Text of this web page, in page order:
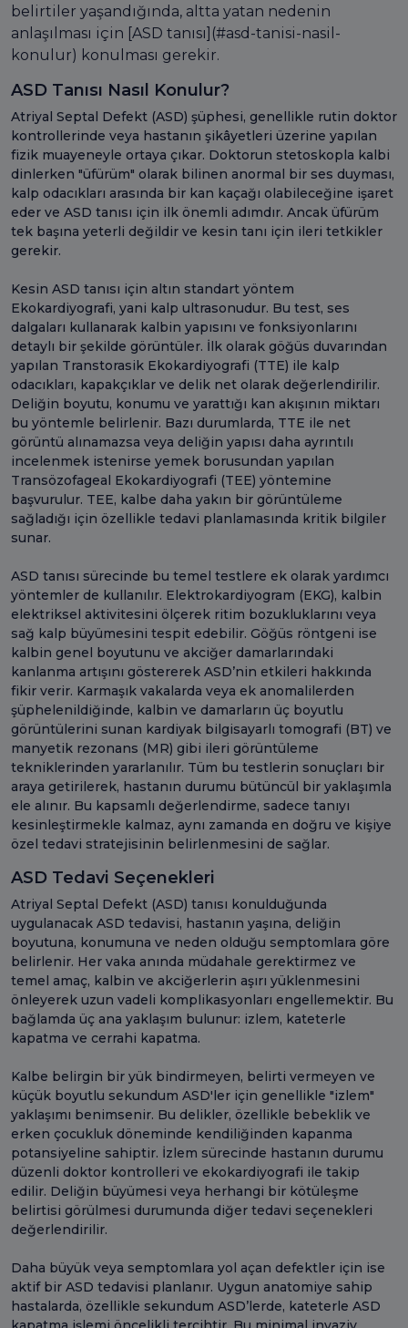
belirtiler yaşandığında, altta yatan nedenin
anlaşılması için [ASD tanısı](#asd-tanisi-nasil-
konulur) konulması gerekir.
ASD Tanısı Nasıl Konulur?
Atriyal Septal Defekt (ASD) şüphesi, genellikle rutin doktor
kontrollerinde veya hastanın şikâyetleri üzerine yapılan
fizik muayeneyle ortaya çıkar. Doktorun stetoskopla kalbi
dinlerken "üfürüm" olarak bilinen anormal bir ses duyması,
kalp odacıkları arasında bir kan kaçağı olabileceğine işaret
eder ve ASD tanısı için ilk önemli adımdır. Ancak üfürüm
tek başına yeterli değildir ve kesin tanı için ileri tetkikler
gerekir.
Kesin ASD tanısı için altın standart yöntem
Ekokardiyografi, yani kalp ultrasonudur. Bu test, ses
dalgaları kullanarak kalbin yapısını ve fonksiyonlarını
detaylı bir şekilde görüntüler. İlk olarak göğüs duvarından
yapılan Transtorasik Ekokardiyografi (TTE) ile kalp
odacıkları, kapakçıklar ve delik net olarak değerlendirilir.
Deliğin boyutu, konumu ve yarattığı kan akışının miktarı
bu yöntemle belirlenir. Bazı durumlarda, TTE ile net
görüntü alınamazsa veya deliğin yapısı daha ayrıntılı
incelenmek istenirse yemek borusundan yapılan
Transözofageal Ekokardiyografi (TEE) yöntemine
başvurulur. TEE, kalbe daha yakın bir görüntüleme
sağladığı için özellikle tedavi planlamasında kritik bilgiler
sunar.
ASD tanısı sürecinde bu temel testlere ek olarak yardımcı
yöntemler de kullanılır. Elektrokardiyogram (EKG), kalbin
elektriksel aktivitesini ölçerek ritim bozukluklarını veya
sağ kalp büyümesini tespit edebilir. Göğüs röntgeni ise
kalbin genel boyutunu ve akciğer damarlarındaki
kanlanma artışını göstererek ASD’nin etkileri hakkında
fikir verir. Karmaşık vakalarda veya ek anomalilerden
şüphelenildiğinde, kalbin ve damarların üç boyutlu
görüntülerini sunan kardiyak bilgisayarlı tomografi (BT) ve
manyetik rezonans (MR) gibi ileri görüntüleme
tekniklerinden yararlanılır. Tüm bu testlerin sonuçları bir
araya getirilerek, hastanın durumu bütüncül bir yaklaşımla
ele alınır. Bu kapsamlı değerlendirme, sadece tanıyı
kesinleştirmekle kalmaz, aynı zamanda en doğru ve kişiye
özel tedavi stratejisinin belirlenmesini de sağlar.
ASD Tedavi Seçenekleri
Atriyal Septal Defekt (ASD) tanısı konulduğunda
uygulanacak ASD tedavisi, hastanın yaşına, deliğin
boyutuna, konumuna ve neden olduğu semptomlara göre
belirlenir. Her vaka anında müdahale gerektirmez ve
temel amaç, kalbin ve akciğerlerin aşırı yüklenmesini
önleyerek uzun vadeli komplikasyonları engellemektir. Bu
bağlamda üç ana yaklaşım bulunur: izlem, kateterle
kapatma ve cerrahi kapatma.
Kalbe belirgin bir yük bindirmeyen, belirti vermeyen ve
küçük boyutlu sekundum ASD'ler için genellikle "izlem"
yaklaşımı benimsenir. Bu delikler, özellikle bebeklik ve
erken çocukluk döneminde kendiliğinden kapanma
potansiyeline sahiptir. İzlem sürecinde hastanın durumu
düzenli doktor kontrolleri ve ekokardiyografi ile takip
edilir. Deliğin büyümesi veya herhangi bir kötüleşme
belirtisi görülmesi durumunda diğer tedavi seçenekleri
değerlendirilir.
Daha büyük veya semptomlara yol açan defektler için ise
aktif bir ASD tedavisi planlanır. Uygun anatomiye sahip
hastalarda, özellikle sekundum ASD’lerde, kateterle ASD